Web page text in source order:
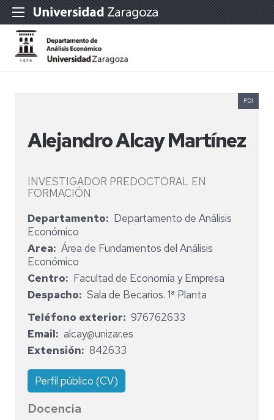
Alejandro Alcay Martínez
INVESTIGADOR PREDOCTORAL EN
FORMACIÓN
PDI
Departamento
Departamento de Análisis
Económico
Area
Área de Fundamentos del Análisis
Económico
Centro
Facultad de Economía y Empresa
Despacho
Sala de Becarios. 1ª Planta
Teléfono exterior
976762633
Email
alcay@unizar.es
Extensión
842633
Perfil público (CV)
Docencia